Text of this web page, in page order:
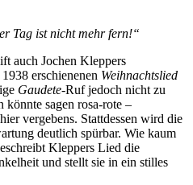
Tag ist nicht mehr fern!“
auch Jochen Kleppers
erschienenen Weihnachtslied
Gaudete-Ruf jedoch nicht zu
könnte sagen rosa-rote –
vergebens. Stattdessen wird die
deutlich spürbar. Wie kaum
Kleppers Lied die
und stellt sie in ein stilles